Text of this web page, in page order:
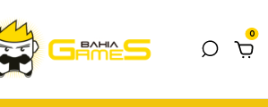
0